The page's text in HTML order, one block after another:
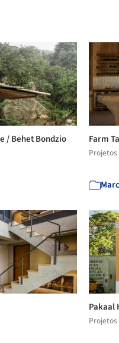
/ Behet Bondzio
Farm
Projetos
Pakaal
Projetos